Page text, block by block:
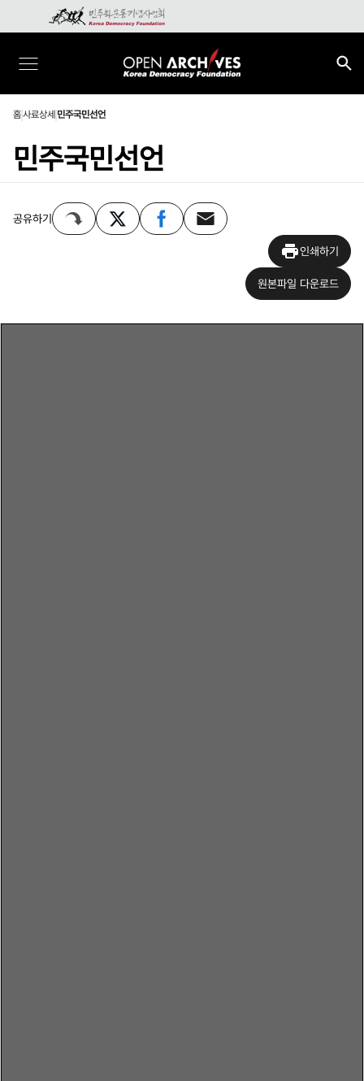
홈사료상세 민주국민선언
민주국민선언
공유하기
인쇄하기
원본파일 다운로드